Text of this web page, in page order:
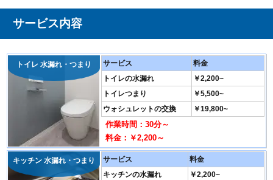
サービス内容
トイレ 水漏れ・つまり サービス
料金
トイレの水漏れ
￥2,200~
トイレつまり
￥5,500~
ウォシュレットの交換
￥19,800~
作業時間：30分～
料金：￥2,200～
キッチン 水漏れ・つまり サービス
料金
キッチンの水漏れ
￥2,200~